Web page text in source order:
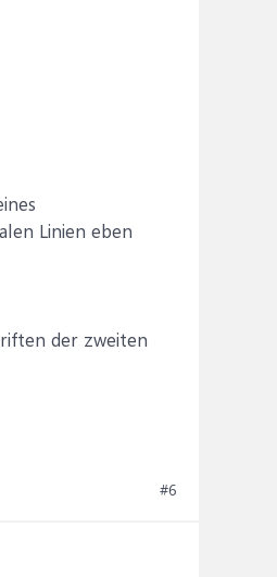
Linien eben
der zweiten
#6